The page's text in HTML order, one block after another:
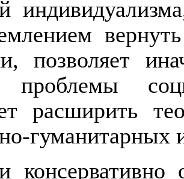
позволяет
проблемы
расширить
гуманитарных
консервативно